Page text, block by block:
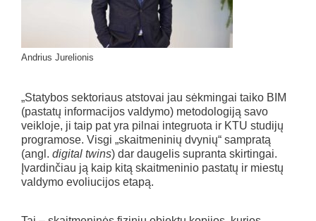
Andrius Jurelionis
„Statybos sektoriaus atstovai jau sėkmingai taiko BIM
(pastatų informacijos valdymo) metodologiją savo
veikloje, ji taip pat yra pilnai integruota ir KTU studijų
programose. Visgi „skaitmeninių dvynių“ sampratą
(angl. digital twins) dar daugelis supranta skirtingai.
Įvardinčiau ją kaip kitą skaitmeninio pastatų ir miestų
valdymo evoliucijos etapą.